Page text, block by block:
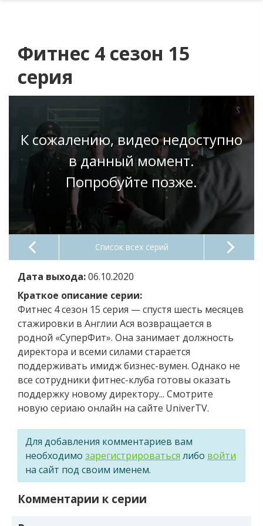
Фитнес 4 сезон 15
серия
К сожалению, видео недоступно
в данный момент.
Попробуйте позже.
Список всех серий
Дата выхода:06.10.2020
Краткое описание серии:
Фитнес 4 сезон 15 серия — спустя шесть месяцев
стажировки в Англии Ася возвращается в
родной «СуперФит». Она занимает должность
директора и всеми силами старается
поддерживать имидж бизнес-вумен. Однако не
все сотрудники фитнес-клуба готовы оказать
поддержку новому директору... Смотрите
новую сериаю онлайн на сайте UniverTV.
Для добавления комментариев вам
необходимо зарегистрироваться либо войти
на сайт под своим именем.
Комментарии к серии